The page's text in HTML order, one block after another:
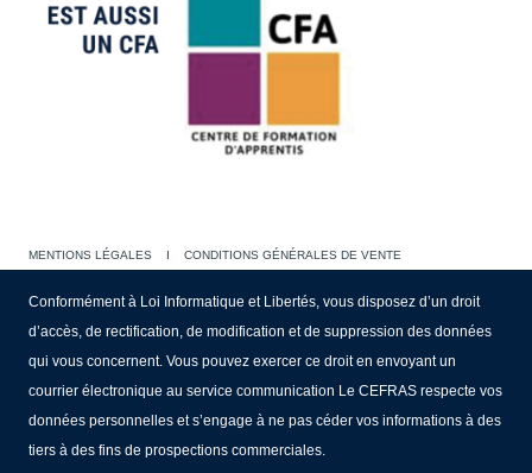
MENTIONS LÉGALES I CONDITIONS GÉNÉRALES DE VENTE
Conformément à Loi Informatique et Libertés, vous disposez d’un droit
d’accès, de rectification, de modification et de suppression des données
qui vous concernent. Vous pouvez exercer ce droit en envoyant un
courrier électronique au service communication Le CEFRAS respecte vos
données personnelles et s’engage à ne pas céder vos informations à des
tiers à des fins de prospections commerciales.